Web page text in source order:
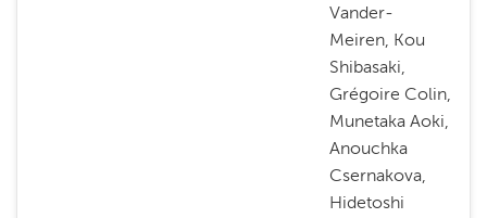
Vander-
Meiren, Kou
Shibasaki,
Grégoire Colin,
Munetaka Aoki,
Anouchka
Csernakova,
Hidetoshi